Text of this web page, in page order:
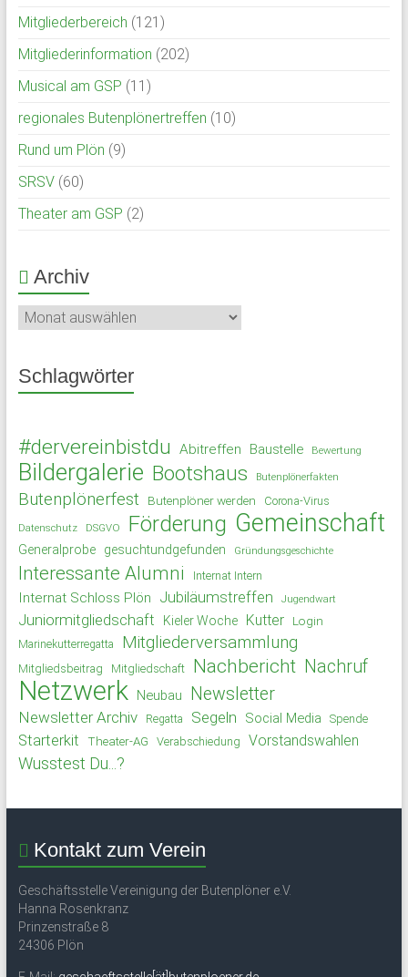
Mitgliederbereich (121)
Mitgliederinformation (202)
Musical am GSP (11)
regionales Butenplönertreffen (10)
Rund um Plön (9)
SRSV(60)
Theater am GSP (2)
Archiv
Archiv
Schlagwörter
#dervereinbistdu Abitreffen Baustelle Bewertung
Bildergalerie Bootshaus Butenplönerfakten
Butenplönerfest Butenplöner werden Corona-Virus
Datenschutz DSGVO Förderung Gemeinschaft
Generalprobe gesuchtundgefunden Gründungsgeschichte
Interessante Alumni Internat Intern
Internat Schloss Plön Jubiläumstreffen Jugendwart
Juniormitgliedschaft Kieler Woche Kutter Login
Marinekutterregatta Mitgliederversammlung
Mitgliedsbeitrag Mitgliedschaft Nachbericht Nachruf
Netzwerk Neubau Newsletter
Newsletter Archiv Regatta Segeln Social Media Spende
Starterkit Theater-AG Verabschiedung Vorstandswahlen
Wusstest Du...?
Kontakt zum Verein
Geschäftsstelle Vereinigung der Butenplöner e.V.
Hanna Rosenkranz
Prinzenstraße 8
24306 Plön